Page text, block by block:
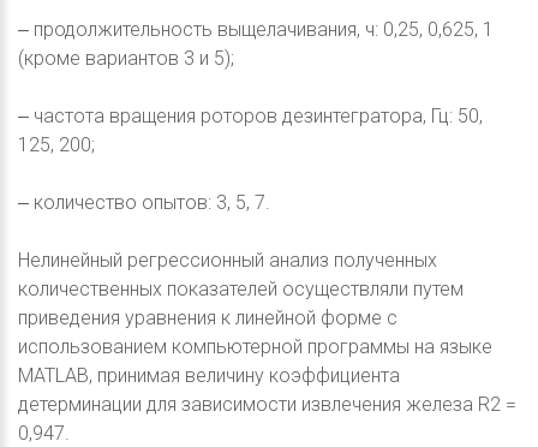
‒ продолжительность выщелачивания, ч: 0,25, 0,625, 1
(кроме вариантов 3 и 5);
‒ частота вращения роторов дезинтегратора, Гц: 50,
125, 200;
‒ количество опытов: 3, 5, 7.
Нелинейный регрессионный анализ полученных
количественных показателей осуществляли путем
приведения уравнения к линейной форме с
использованием компьютерной программы на языке
MATLAB, принимая величину коэффициента
детерминации для зависимости извлечения железа R2 =
0,947.